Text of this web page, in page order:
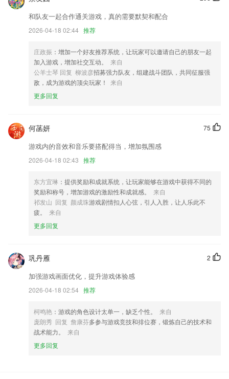
增加瘦颧骨缩人中丰太阳穴眼睑下至等个性化微调项目，定制你的美。
AI抠图换背景
加强数据管控
以上就是通比牛牛的介绍，如果您喜欢这款软件，您可以到应用商店进行
打分评论，说出您的使用经历，以帮助我们更好的对产品进行优化修改。
和队友一起合作通关游戏，真的需要默契和配合
2026-04-18 02:44 推荐
庄政振 ：增加一个好友推荐系统，让玩家可以邀请自己的朋友一起
加入游戏，增加社交互动。
来自
公羊士琴 回复 柳波彦招募强力队友，组建战斗团队，共同征服强
敌，成为游戏的顶尖玩家！
来自
更多回复
75
何菡妍
游戏内的音效和音乐要搭配得当，增加氛围感
2026-04-18 02:43 推荐
东方宜琳 ：提供奖励和成就系统，让玩家能够在游戏中获得不同的
奖励和称号，增加游戏的激励性和成就感。
来自
祁发山 回复 颜成珠游戏剧情扣人心弦，引人入胜，让人乐此不
疲。
来自
更多回复
2
巩丹雁
加强游戏画面优化，提升游戏体验感
2026-04-18 02:54 推荐
柯鸣艳 ：游戏的角色设计太单一，缺乏个性。
来自
庞朗秀 回复 詹康芬多参与游戏竞技和排位赛，锻炼自己的技术和
战术能力。
来自
更多回复